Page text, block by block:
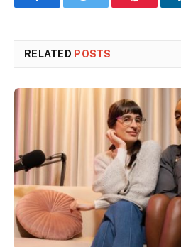
FacebookTwitter Pinterest
RELATED POSTS